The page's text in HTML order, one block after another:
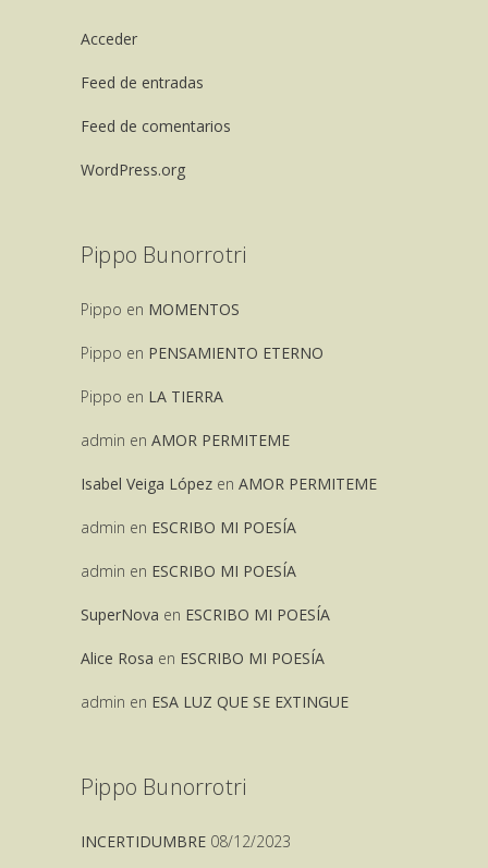
Acceder
Feed de entradas
Feed de comentarios
WordPress.org
Pippo Bunorrotri
Pippo en MOMENTOS
Pippo en PENSAMIENTO ETERNO
Pippo en LA TIERRA
admin en AMOR PERMITEME
Isabel Veiga López en AMOR PERMITEME
admin en ESCRIBO MI POESÍA
admin en ESCRIBO MI POESÍA
SuperNova en ESCRIBO MI POESÍA
Alice Rosa en ESCRIBO MI POESÍA
admin en ESA LUZ QUE SE EXTINGUE
Pippo Bunorrotri
INCERTIDUMBRE 08/12/2023